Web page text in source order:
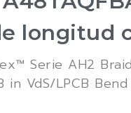
longitud
Serie AH2
in VdS/LPCB